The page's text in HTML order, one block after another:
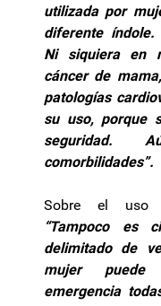
utilizada por
diferente índole.
Ni siquiera en
cáncer de
patologías
su uso, porque
seguridad.
comorbilidades”.
Sobre el uso
“Tampoco es
delimitado de
mujer puede
emergencia